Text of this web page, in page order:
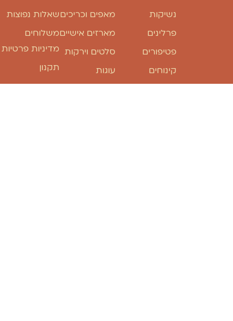
שאלות נפוצות
משלוחים
מדיניות פרטיות
תקנון
נשיקות
פרלינים
פטיפורים
קינוחים
מאפים וכריכים
מארזים אישיים
סלטים וירקות
עוגות